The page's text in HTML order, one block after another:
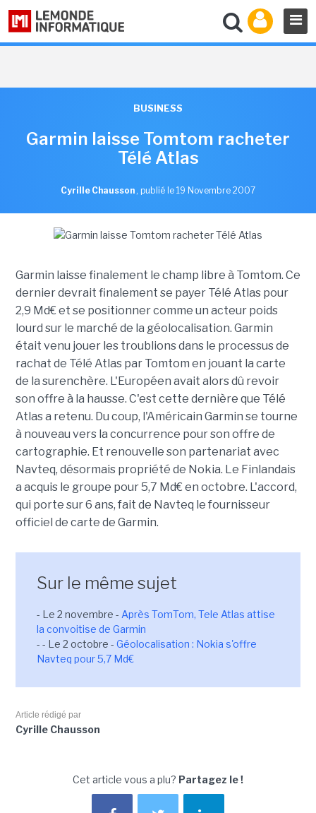
BUSINESS
Garmin laisse Tomtom racheter
Télé Atlas
Cyrille Chausson , publié le 19 Novembre 2007
Garmin laisse finalement le champ libre à Tomtom. Ce
dernier devrait finalement se payer Télé Atlas pour
2,9 Md€ et se positionner comme un acteur poids
lourd sur le marché de la géolocalisation. Garmin
était venu jouer les troublions dans le processus de
rachat de Télé Atlas par Tomtom en jouant la carte
de la surenchère. L'Européen avait alors dû revoir
son offre à la hausse. C'est cette dernière que Télé
Atlas a retenu. Du coup, l'Américain Garmin se tourne
à nouveau vers la concurrence pour son offre de
cartographie. Et renouvelle son partenariat avec
Navteq, désormais propriété de Nokia. Le Finlandais
a acquis le groupe pour 5,7 Md€ en octobre. L'accord,
qui porte sur 6 ans, fait de Navteq le fournisseur
officiel de carte de Garmin.
Sur le même sujet
- Le 2 novembre - Après TomTom, Tele Atlas attise
la convoitise de Garmin
- - Le 2 octobre - Géolocalisation : Nokia s'offre
Navteq pour 5,7 Md€
Article rédigé par
Cyrille Chausson
Cet article vous a plu? Partagez le !